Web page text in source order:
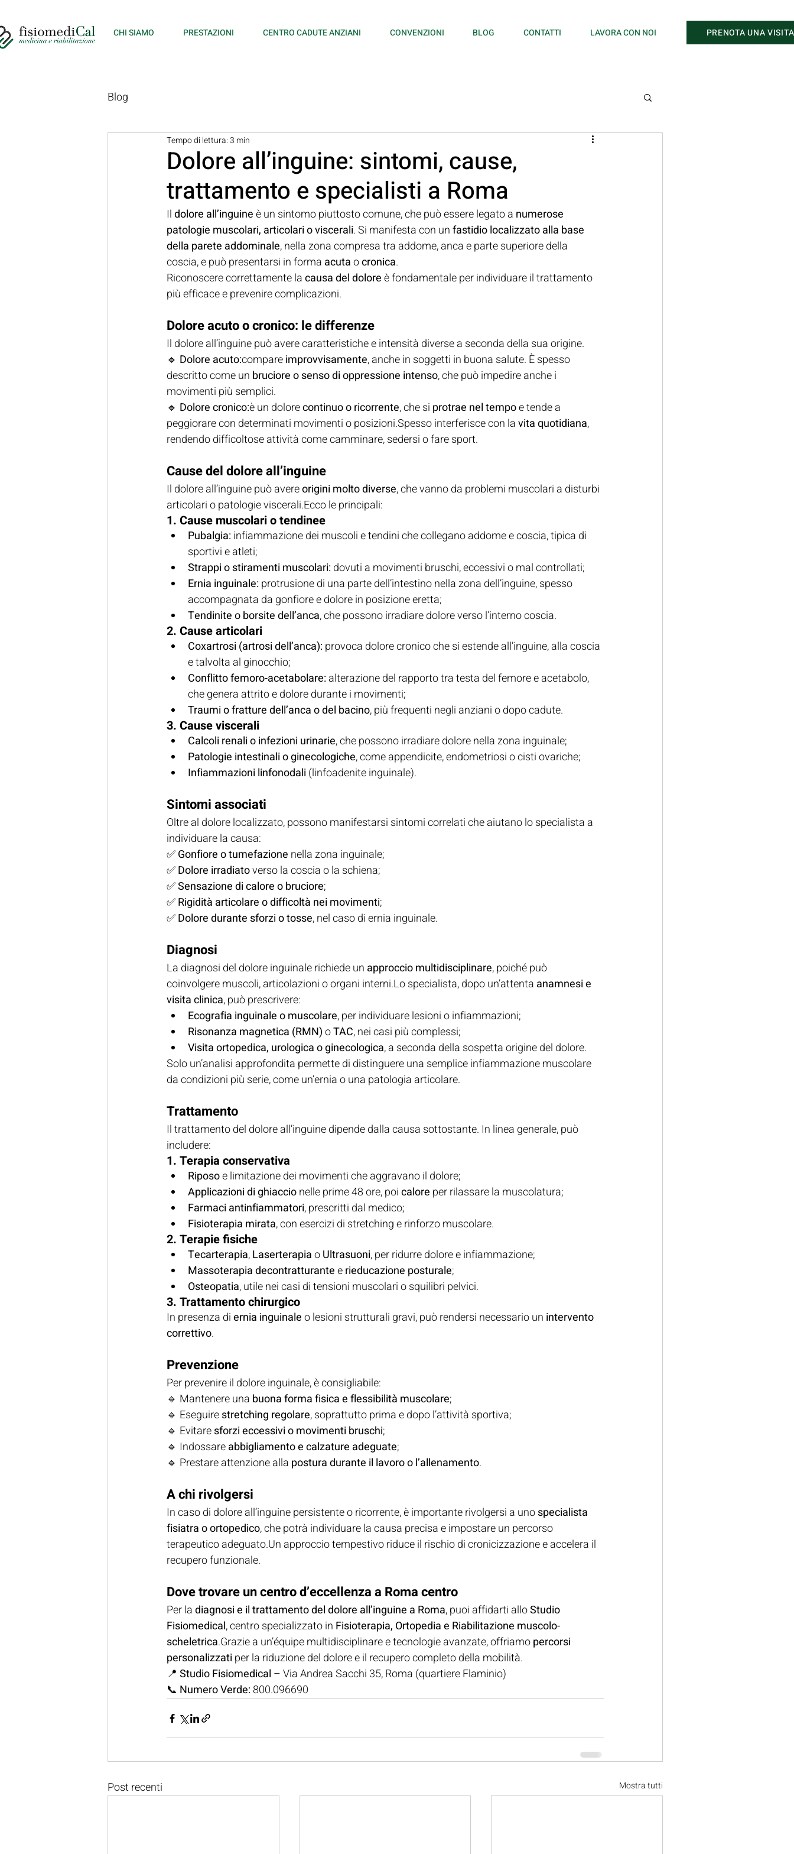
CHI SIAMO PRESTAZIONI CENTRO CADUTE ANZIANI CONVENZIONI BLOG CONTATTI LAVORA CON NOI PRENOTA UNA VISITA
Blog
Dolore all’inguine: sintomi, cause,
trattamento e specialisti a Roma
Tempo di lettura: 3 min
Il dolore all’inguine è un sintomo piuttosto comune, che può essere legato a numerose
patologie muscolari, articolari o viscerali. Si manifesta con un fastidio localizzato alla base
della parete addominale, nella zona compresa tra addome, anca e parte superiore della
coscia, e può presentarsi in forma acuta o cronica.
Riconoscere correttamente la causa del dolore è fondamentale per individuare il trattamento
più efficace e prevenire complicazioni.
Dolore acuto o cronico: le differenze
Il dolore all’inguine può avere caratteristiche e intensità diverse a seconda della sua origine.
🔹 Dolore acuto:compare improvvisamente, anche in soggetti in buona salute. È spesso
descritto come un bruciore o senso di oppressione intenso, che può impedire anche i
movimenti più semplici.
🔹 Dolore cronico:è un dolore continuo o ricorrente, che si protrae nel tempo e tende a
peggiorare con determinati movimenti o posizioni.Spesso interferisce con la vita quotidiana,
rendendo difficoltose attività come camminare, sedersi o fare sport.
Cause del dolore all’inguine
Il dolore all’inguine può avere origini molto diverse, che vanno da problemi muscolari a disturbi
articolari o patologie viscerali.Ecco le principali:
1. Cause muscolari o tendinee
Pubalgia: infiammazione dei muscoli e tendini che collegano addome e coscia, tipica di
sportivi e atleti;
Strappi o stiramenti muscolari: dovuti a movimenti bruschi, eccessivi o mal controllati;
Ernia inguinale: protrusione di una parte dell’intestino nella zona dell’inguine, spesso
accompagnata da gonfiore e dolore in posizione eretta;
Tendinite o borsite dell’anca, che possono irradiare dolore verso l’interno coscia.
2. Cause articolari
Coxartrosi (artrosi dell’anca): provoca dolore cronico che si estende all’inguine, alla coscia
e talvolta al ginocchio;
Conflitto femoro-acetabolare: alterazione del rapporto tra testa del femore e acetabolo,
che genera attrito e dolore durante i movimenti;
Traumi o fratture dell’anca o del bacino, più frequenti negli anziani o dopo cadute.
3. Cause viscerali
Calcoli renali o infezioni urinarie, che possono irradiare dolore nella zona inguinale;
Patologie intestinali o ginecologiche, come appendicite, endometriosi o cisti ovariche;
Infiammazioni linfonodali (linfoadenite inguinale).
Sintomi associati
Oltre al dolore localizzato, possono manifestarsi sintomi correlati che aiutano lo specialista a
individuare la causa:
✅ Gonfiore o tumefazione nella zona inguinale;
✅ Dolore irradiato verso la coscia o la schiena;
✅ Sensazione di calore o bruciore;
✅ Rigidità articolare o difficoltà nei movimenti;
✅ Dolore durante sforzi o tosse, nel caso di ernia inguinale.
Diagnosi
La diagnosi del dolore inguinale richiede un approccio multidisciplinare, poiché può
coinvolgere muscoli, articolazioni o organi interni.Lo specialista, dopo un’attenta anamnesi e
visita clinica, può prescrivere:
Ecografia inguinale o muscolare, per individuare lesioni o infiammazioni;
Risonanza magnetica (RMN) o TAC, nei casi più complessi;
Visita ortopedica, urologica o ginecologica, a seconda della sospetta origine del dolore.
Solo un’analisi approfondita permette di distinguere una semplice infiammazione muscolare
da condizioni più serie, come un’ernia o una patologia articolare.
Trattamento
Il trattamento del dolore all’inguine dipende dalla causa sottostante. In linea generale, può
includere:
1. Terapia conservativa
Riposo e limitazione dei movimenti che aggravano il dolore;
Applicazioni di ghiaccio nelle prime 48 ore, poi calore per rilassare la muscolatura;
Farmaci antinfiammatori, prescritti dal medico;
Fisioterapia mirata, con esercizi di stretching e rinforzo muscolare.
2. Terapie fisiche
Tecarterapia, Laserterapia o Ultrasuoni, per ridurre dolore e infiammazione;
Massoterapia decontratturante e rieducazione posturale;
Osteopatia, utile nei casi di tensioni muscolari o squilibri pelvici.
3. Trattamento chirurgico
In presenza di ernia inguinale o lesioni strutturali gravi, può rendersi necessario un intervento
correttivo.
Prevenzione
Per prevenire il dolore inguinale, è consigliabile:
🔹 Mantenere una buona forma fisica e flessibilità muscolare;
🔹 Eseguire stretching regolare, soprattutto prima e dopo l’attività sportiva;
🔹 Evitare sforzi eccessivi o movimenti bruschi;
🔹 Indossare abbigliamento e calzature adeguate;
🔹 Prestare attenzione alla postura durante il lavoro o l’allenamento.
A chi rivolgersi
In caso di dolore all’inguine persistente o ricorrente, è importante rivolgersi a uno specialista
fisiatra o ortopedico, che potrà individuare la causa precisa e impostare un percorso
terapeutico adeguato.Un approccio tempestivo riduce il rischio di cronicizzazione e accelera il
recupero funzionale.
Dove trovare un centro d’eccellenza a Roma centro
Per la diagnosi e il trattamento del dolore all’inguine a Roma, puoi affidarti allo Studio
Fisiomedical, centro specializzato in Fisioterapia, Ortopedia e Riabilitazione muscolo-
scheletrica.Grazie a un’équipe multidisciplinare e tecnologie avanzate, offriamo percorsi
personalizzati per la riduzione del dolore e il recupero completo della mobilità.
📍 Studio Fisiomedical – Via Andrea Sacchi 35, Roma (quartiere Flaminio)
📞 Numero Verde: 800.096690
Post recenti Mostra tutti